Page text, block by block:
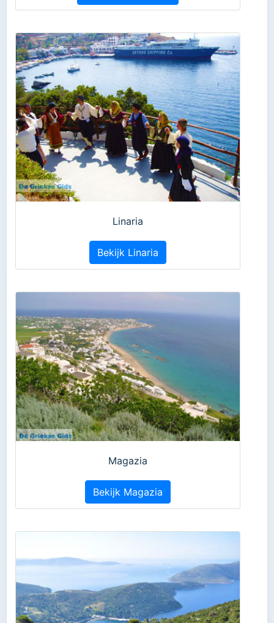
Linaria
Bekijk Linaria
Magazia
Bekijk Magazia